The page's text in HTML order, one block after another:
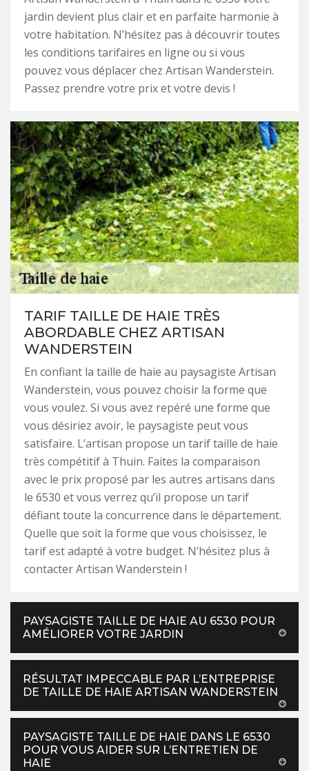
jardin devient plus clair et en parfaite harmonie à
votre habitation. N’hésitez pas à découvrir toutes
les conditions tarifaires en ligne ou si vous
pouvez vous déplacer chez Artisan Wanderstein.
Passez prendre votre prix et votre devis !
TARIF TAILLE DE HAIE TRÈS
ABORDABLE CHEZ ARTISAN
WANDERSTEIN
En confiant la taille de haie au paysagiste Artisan
Wanderstein, vous pouvez choisir la forme que
vous voulez. Si vous avez repéré une forme que
vous désiriez avoir, le paysagiste peut vous
satisfaire. L’artisan propose un tarif taille de haie
très compétitif à Thuin. Faites la comparaison
avec le prix proposé par les autres artisans dans
le 6530 et vous verrez qu’il propose un tarif
défiant toute la concurrence dans le département.
Quelle que soit la forme que vous choisissez, le
tarif est adapté à votre budget. N’hésitez plus à
contacter Artisan Wanderstein !
PAYSAGISTE TAILLE DE HAIE AU 6530 POUR
AMÉLIORER VOTRE JARDIN
RÉSULTAT IMPECCABLE PAR L’ENTREPRISE
DE TAILLE DE HAIE ARTISAN WANDERSTEIN
PAYSAGISTE TAILLE DE HAIE DANS LE 6530
POUR VOUS AIDER SUR L’ENTRETIEN DE
HAIE